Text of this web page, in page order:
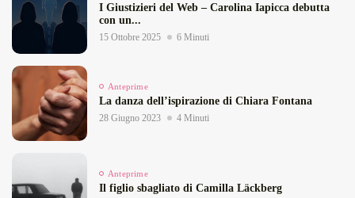
I Giustizieri del Web – Carolina Iapicca debutta
con un...
15 Ottobre 2025 6 Minuti
Anteprime
La danza dell’ispirazione di Chiara Fontana
28 Giugno 2023 4 Minuti
Anteprime
Il figlio sbagliato di Camilla Läckberg